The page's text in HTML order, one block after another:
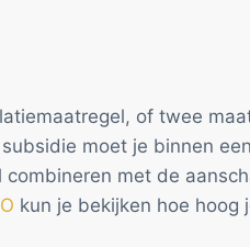
of twee
moet je binnen
combineren met de
kun je bekijken hoe